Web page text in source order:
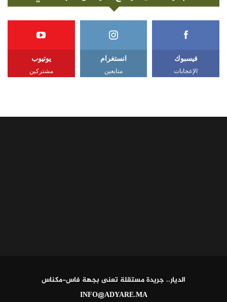
فيسبوك
الإعجابات
انستغرام
متابعين
يوتيوب
مشتركين
الديار.. جريدة مستقلة تعنى بجهة فاس-مكناس
INFO@ADYARE.MA